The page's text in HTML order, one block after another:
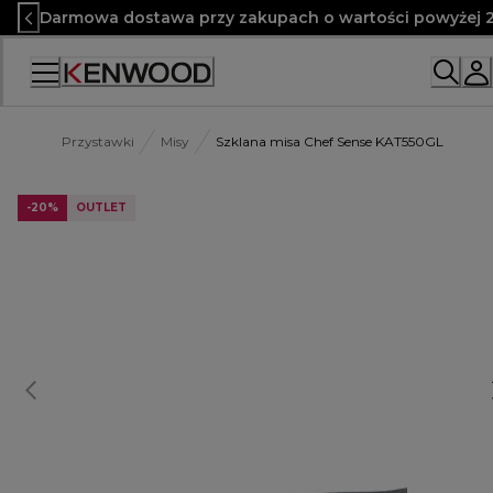
Skip
to
Content
Darmowa dostawa przy zakupach o wartości powyżej
Przystawki Misy Szklana misa Chef Sense KAT550GL
-20% OUTLET